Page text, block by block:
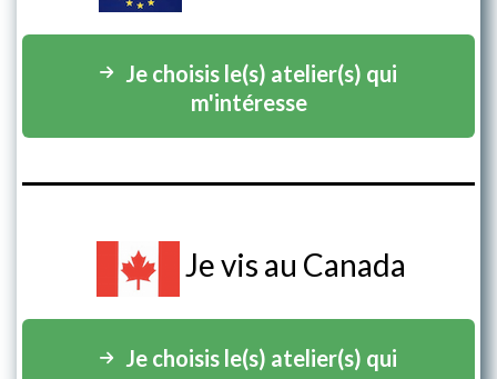
Je choisis le(s) atelier(s) qui
m'intéresse
Je vis au Canada
Je choisis le(s) atelier(s) qui